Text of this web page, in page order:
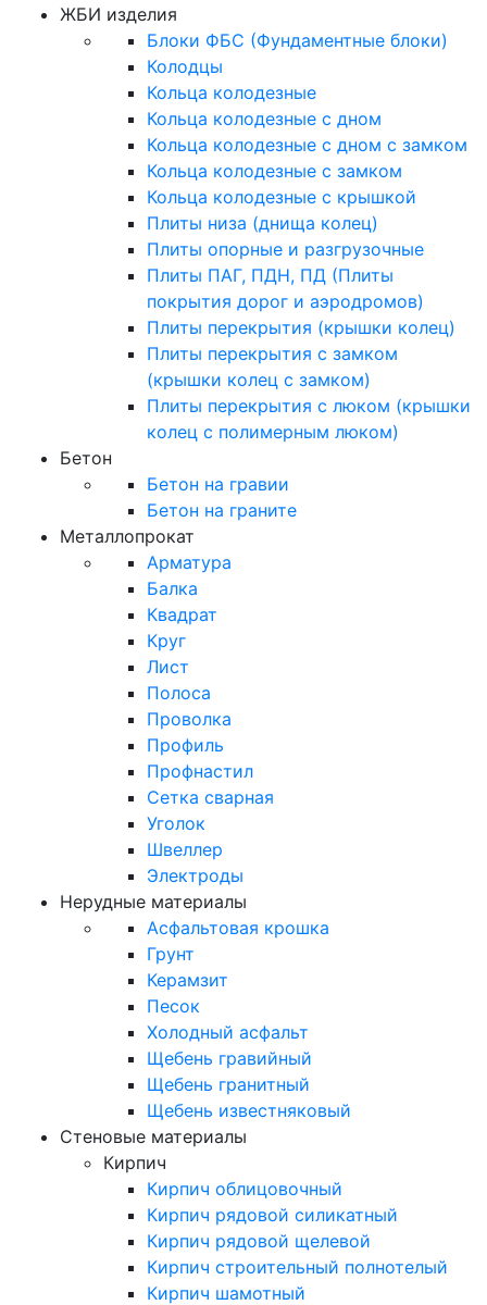
ЖБИ изделия
Блоки ФБС (Фундаментные блоки)
Колодцы
Кольца колодезные
Кольца колодезные с дном
Кольца колодезные с дном с замком
Кольца колодезные с замком
Кольца колодезные с крышкой
Плиты низа (днища колец)
Плиты опорные и разгрузочные
Плиты ПАГ, ПДН, ПД (Плиты
покрытия дорог и аэродромов)
Плиты перекрытия (крышки колец)
Плиты перекрытия с замком
(крышки колец с замком)
Плиты перекрытия с люком (крышки
колец с полимерным люком)
Бетон
Бетон на гравии
Бетон на граните
Металлопрокат
Арматура
Балка
Квадрат
Круг
Лист
Полоса
Проволка
Профиль
Профнастил
Сетка сварная
Уголок
Швеллер
Электроды
Нерудные материалы
Асфальтовая крошка
Грунт
Керамзит
Песок
Холодный асфальт
Щебень гравийный
Щебень гранитный
Щебень известняковый
Стеновые материалы
Кирпич
Кирпич облицовочный
Кирпич рядовой силикатный
Кирпич рядовой щелевой
Кирпич строительный полнотелый
Кирпич шамотный